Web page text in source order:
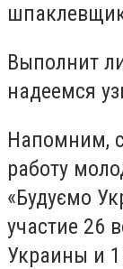
Выполнит
надеемся
Напомним,
работу
«Будуємо
участие 26
Украины и